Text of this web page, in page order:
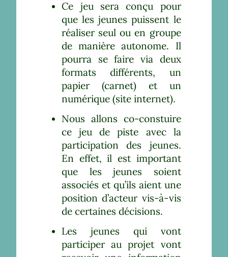
Ce jeu sera conçu pour
que les jeunes puissent le
réaliser seul ou en groupe
de manière autonome. Il
pourra se faire via deux
formats différents, un
papier (carnet) et un
numérique (site internet).
Nous allons co-constuire
ce jeu de piste avec la
participation des jeunes.
En effet, il est important
que les jeunes soient
associés et qu’ils aient une
position d’acteur vis-à-vis
de certaines décisions.
Les jeunes qui vont
participer au projet vont